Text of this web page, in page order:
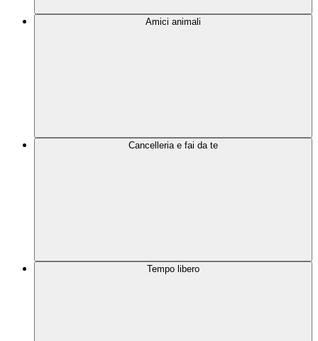
Amici animali
Cancelleria e fai da te
Tempo libero